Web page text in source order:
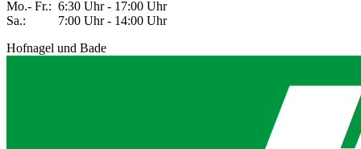
Mo.- Fr.: 6:30 Uhr - 17:00 Uhr
Sa.: 7:00 Uhr - 14:00 Uhr
Hofnagel und Bade